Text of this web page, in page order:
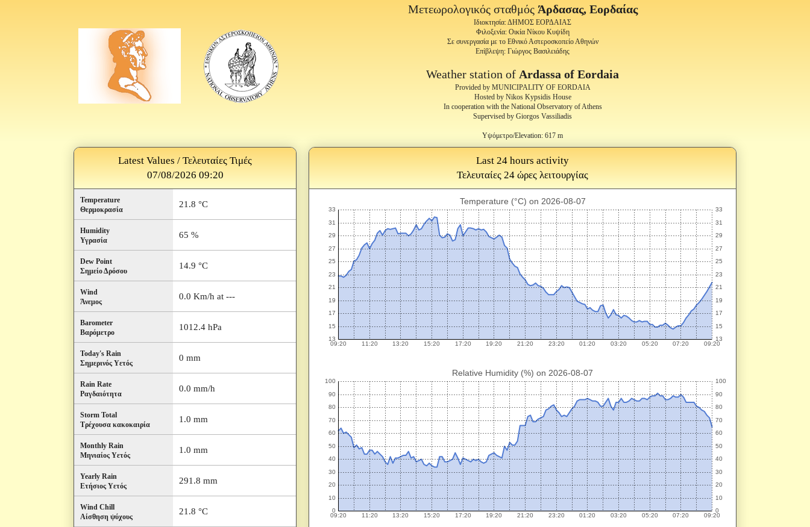
Μετεωρολογικός σταθμός Άρδασας, Εορδαίας
Ιδιοκτησία: ΔΗΜΟΣ ΕΟΡΔΑΙΑΣ
Φιλοξενία: Οικία Νίκου Κυψίδη
Σε συνεργασία με το Εθνικό Αστεροσκοπείο Αθηνών
Επίβλεψη: Γιώργος Βασιλειάδης
Weather station of Ardassa of Eordaia
Provided by MUNICIPALITY OF EORDAIA
Hosted by Nikos Kypsidis House
In cooperation with the National Observatory of Athens
Supervised by Giorgos Vassiliadis
Υψόμετρο/Elevation: 617 m
Latest Values / Τελευταίες Τιμές
07/08/2026 09:20
Temperature
Θερμοκρασία
21.8 °C
Humidity
Υγρασία
65 %
Dew Point
Σημείο Δρόσου
14.9 °C
Wind
Άνεμος
0.0 Km/h at ---
Barometer
Βαρόμετρο
1012.4 hPa
Today's Rain
Σημερινός Υετός
0 mm
Rain Rate
Ραγδαιότητα
0.0 mm/h
Storm Total
Τρέχουσα κακοκαιρία
1.0 mm
Monthly Rain
Μηνιαίος Υετός
1.0 mm
Yearly Rain
Ετήσιος Υετός
291.8 mm
Wind Chill
Αίσθηση ψύχους
21.8 °C
Last 24 hours activity
Τελευταίες 24 ώρες λειτουργίας